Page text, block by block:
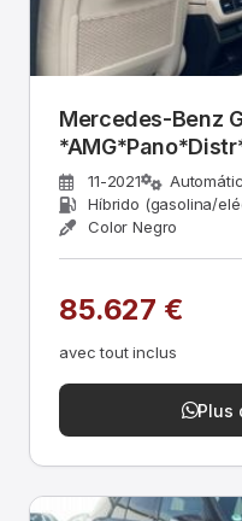
Mercedes-Benz
360°11-2021
Híbrido (gasolina/
Color Negro
85.627 €
avec tout inclus
Plus